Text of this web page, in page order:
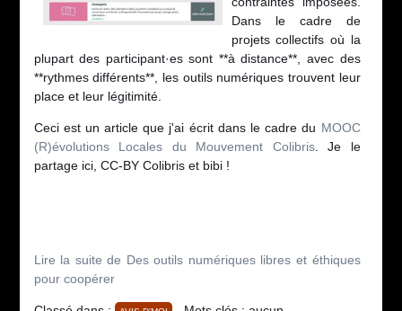
Dans le cadre de
projets collectifs où la
plupart des participant·es sont **à distance**, avec des
**rythmes différents**, les outils numériques trouvent leur
place et leur légitimité.
Ceci est un article que j'ai écrit dans le cadre du MOOC
(R)évolutions Locales du Mouvement Colibris. Je le
partage ici, CC-BY Colibris et bibi !
Lire la suite de Des outils numériques libres et éthiques
pour coopérer